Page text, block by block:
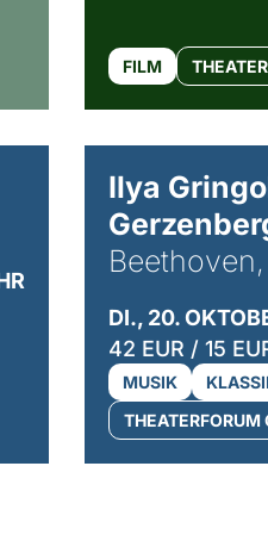
FILM
Ilya
DI., 20.
42 EUR / 15
MUSIK